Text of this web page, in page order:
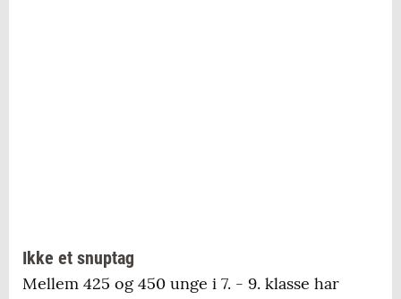
Ikke et snuptag
Mellem 425 og 450 unge i 7. - 9. klasse har